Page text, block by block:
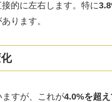
的に左右します。特に
ります。
すが、これが4.0%を超